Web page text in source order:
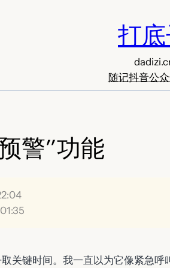
打
随记抖音公
警”功能
关键时间。我一直以为它像紧急呼